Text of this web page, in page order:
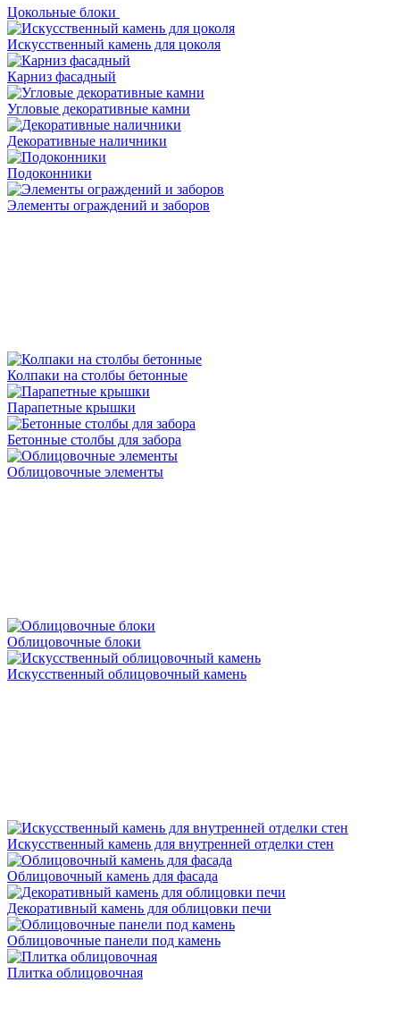
Цокольные блоки
Искусственный камень для цоколя
Карниз фасадный
Угловые декоративные камни
Декоративные наличники
Подоконники
Элементы ограждений и заборов
Колпаки на столбы бетонные
Парапетные крышки
Бетонные столбы для забора
Облицовочные элементы
Облицовочные блоки
Искусственный облицовочный камень
Искусственный камень для внутренней отделки стен
Облицовочный камень для фасада
Декоративный камень для облицовки печи
Облицовочные панели под камень
Плитка облицовочная